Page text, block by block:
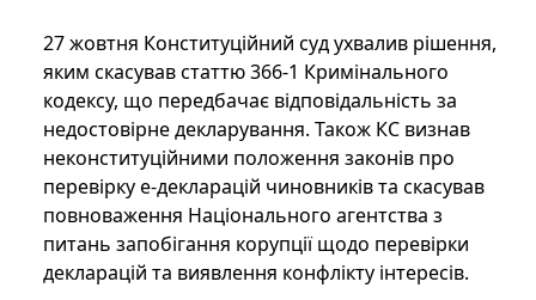
27 жовтня Конституційний суд ухвалив рішення,
яким скасував статтю 366-1 Кримінального
кодексу, що передбачає відповідальність за
недостовірне декларування. Також КС визнав
неконституційними положення законів про
перевірку е-декларацій чиновників та скасував
повноваження Національного агентства з
питань запобігання корупції щодо перевірки
декларацій та виявлення конфлікту інтересів.